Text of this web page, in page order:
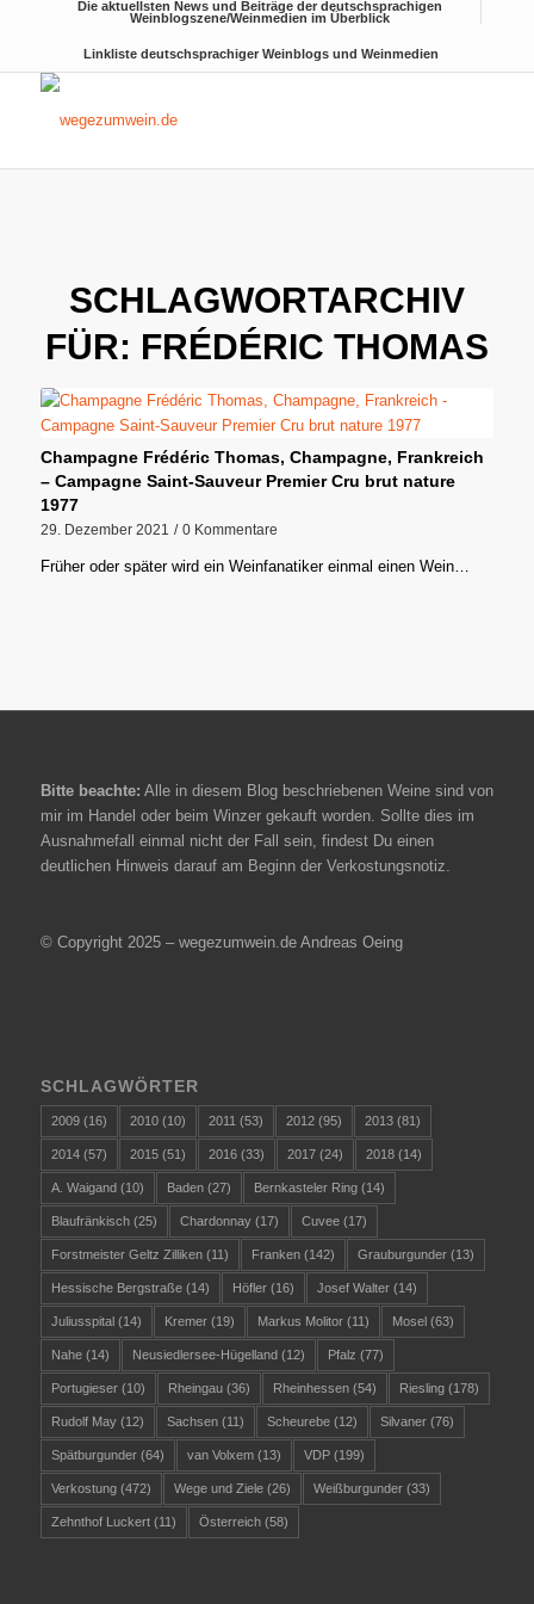
Die aktuellsten News und Beiträge der deutschsprachigen
Weinblogszene/Weinmedien im Überblick
Linkliste deutschsprachiger Weinblogs und Weinmedien
SCHLAGWORTARCHIV
FÜR: FRÉDÉRIC THOMAS
Champagne Frédéric Thomas, Champagne, Frankreich
– Campagne Saint-Sauveur Premier Cru brut nature
1977
29. Dezember 2021 / 0 Kommentare
Früher oder später wird ein Weinfanatiker einmal einen Wein…
Bitte beachte: Alle in diesem Blog beschriebenen Weine sind von
mir im Handel oder beim Winzer gekauft worden. Sollte dies im
Ausnahmefall einmal nicht der Fall sein, findest Du einen
deutlichen Hinweis darauf am Beginn der Verkostungsnotiz.
© Copyright 2025 – wegezumwein.de Andreas Oeing
SCHLAGWÖRTER
2009(16) 2010(10) 2011 (53) 2012(95) 2013(81)
2014(57) 2015(51) 2016(33) 2017(24) 2018(14)
A. Waigand (10) Baden(27) Bernkasteler Ring(14)
Blaufränkisch(25) Chardonnay(17) Cuvee(17)
Forstmeister Geltz Zilliken(11) Franken(142) Grauburgunder(13)
Hessische Bergstraße(14) Höfler(16) Josef Walter(14)
Juliusspital (14) Kremer(19) Markus Molitor(11) Mosel (63)
Nahe(14) Neusiedlersee-Hügelland (12) Pfalz (77)
Portugieser(10) Rheingau(36) Rheinhessen(54) Riesling(178)
Rudolf May(12) Sachsen(11) Scheurebe(12) Silvaner(76)
Spätburgunder(64) van Volxem(13) VDP(199)
Verkostung(472) Wege und Ziele(26) Weißburgunder(33)
Zehnthof Luckert(11) Österreich(58)